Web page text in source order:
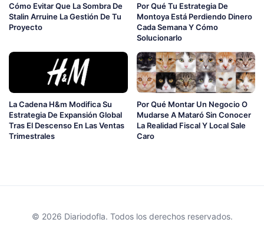
Cómo Evitar Que La Sombra De
Stalin Arruine La Gestión De Tu
Proyecto
Por Qué Tu Estrategia De
Montoya Está Perdiendo Dinero
Cada Semana Y Cómo
Solucionarlo
La Cadena H&m Modifica Su
Estrategia De Expansión Global
Tras El Descenso En Las Ventas
Trimestrales
Por Qué Montar Un Negocio O
Mudarse A Mataró Sin Conocer
La Realidad Fiscal Y Local Sale
Caro
© 2026 Diariodofla. Todos los derechos reservados.